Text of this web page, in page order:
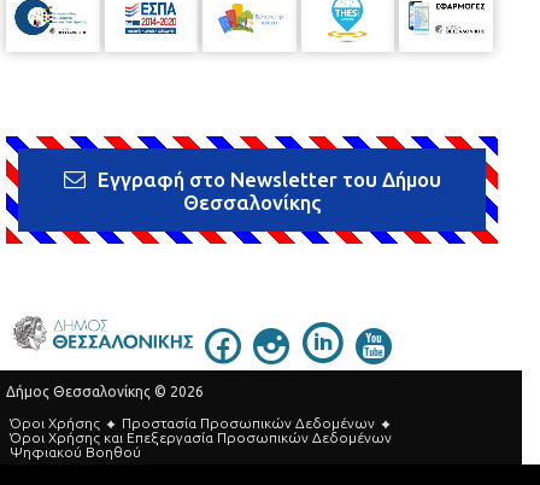
Εγγραφή στο Newsletter του Δήμου
Θεσσαλονίκης
Δήμος Θεσσαλονίκης © 2026
Όροι Χρήσης
Προστασία Προσωπικών Δεδομένων
Όροι Xρήσης και Eπεξεργασία Προσωπικών Δεδομένων
Ψηφιακού Βοηθού